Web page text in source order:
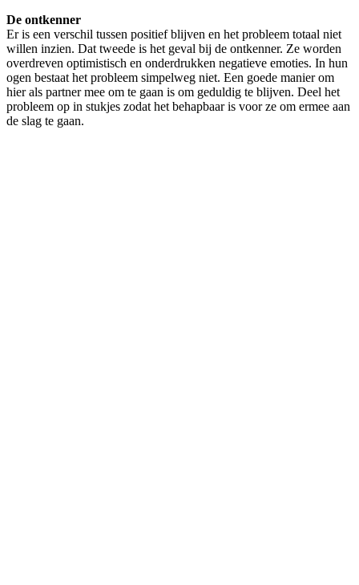
De ontkenner
Er is een verschil tussen positief blijven en het probleem totaal niet
willen inzien. Dat tweede is het geval bij de ontkenner. Ze worden
overdreven optimistisch en onderdrukken negatieve emoties. In hun
ogen bestaat het probleem simpelweg niet. Een goede manier om
hier als partner mee om te gaan is om geduldig te blijven. Deel het
probleem op in stukjes zodat het behapbaar is voor ze om ermee aan
de slag te gaan.